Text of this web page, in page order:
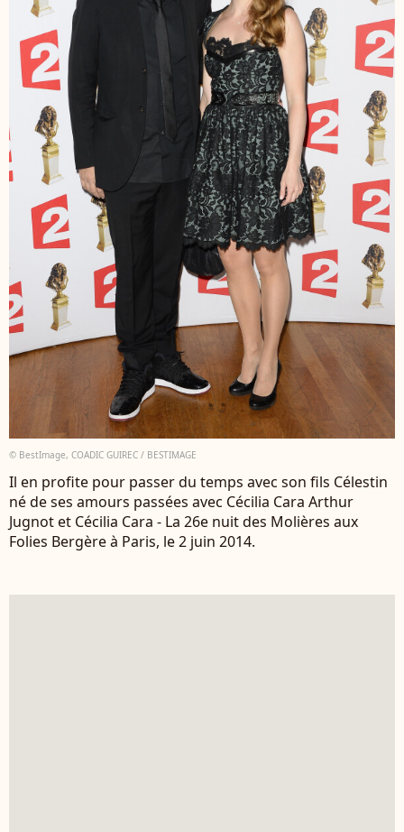
© BestImage, COADIC GUIREC / BESTIMAGE
Il en profite pour passer du temps avec son fils Célestin
né de ses amours passées avec Cécilia Cara Arthur
Jugnot et Cécilia Cara - La 26e nuit des Molières aux
Folies Bergère à Paris, le 2 juin 2014.